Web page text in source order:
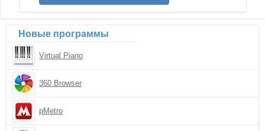
Новые программы
Virtual Piano
360 Browser
pMetro